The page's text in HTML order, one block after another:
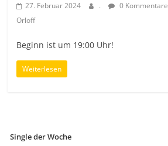
27. Februar 2024 . 0 Kommentare
Orloff
Beginn ist um 19:00 Uhr!
Weiterlesen
Single der Woche